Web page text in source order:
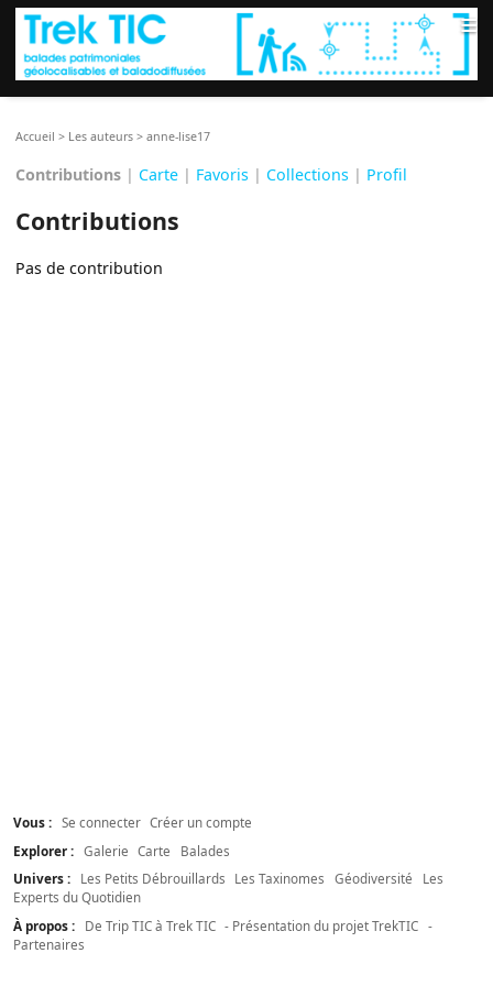
≡
Accueil > Les auteurs >anne-lise17
Contributions | Carte | Favoris | Collections | Profil
Contributions
Pas de contribution
Vous : Se connecter Créer un compte
Explorer : Galerie Carte
Balades
Univers :
Les Petits Débrouillards Les Taxinomes Géodiversité
Les
Experts du Quotidien
À propos :
De Trip TIC à Trek TIC - Présentation du projet TrekTIC -
Partenaires